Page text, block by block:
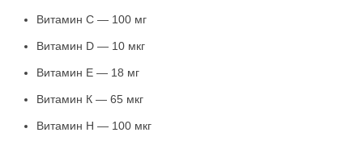
Витамин С — 100 мг
Витамин D — 10 мкг
Витамин Е — 18 мг
Витамин К — 65 мкг
Витамин Н — 100 мкг